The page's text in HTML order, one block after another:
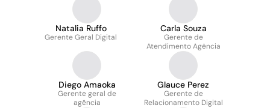
Natalia Ruffo
Gerente Geral Digital
Carla Souza
Gerente de
Atendimento Agência
Diego Amaoka
Gerente geral de
agência
Glauce Perez
Gerente de
Relacionamento Digital